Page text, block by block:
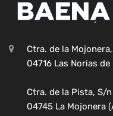
Ctra. de la
04716 Las Norias
Ctra. de la Pista, S/n
04745 La Mojonera